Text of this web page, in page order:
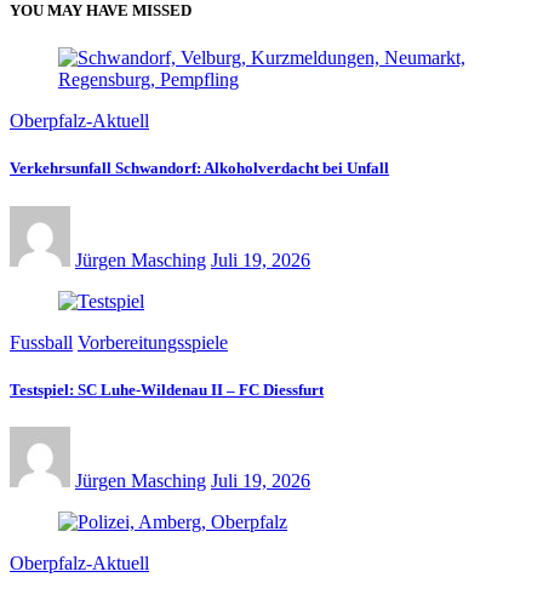
YOU MAY HAVE MISSED
Oberpfalz-Aktuell
Verkehrsunfall Schwandorf: Alkoholverdacht bei Unfall
Jürgen Masching Juli 19, 2026
Fussball Vorbereitungsspiele
Testspiel: SC Luhe-Wildenau II – FC Diessfurt
Jürgen Masching Juli 19, 2026
Oberpfalz-Aktuell